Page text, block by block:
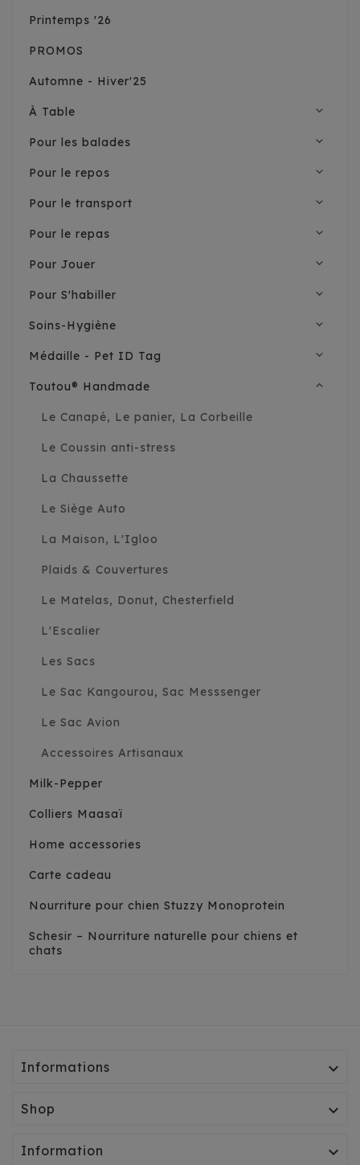
Printemps '26
PROMOS
Automne - Hiver'25
À Table expand_more
Pour les balades expand_more
Pour le repos expand_more
Pour le transport expand_more
Pour le repas expand_more
Pour Jouer expand_more
Pour S'habiller expand_more
Soins-Hygiène expand_more
Médaille - Pet ID Tag expand_more
Toutou® Handmade expand_less
Le Canapé, Le panier, La Corbeille
Le Coussin anti-stress
La Chaussette
Le Siège Auto
La Maison, L'Igloo
Plaids & Couvertures
Le Matelas, Donut, Chesterfield
L'Escalier
Les Sacs
Le Sac Kangourou, Sac Messsenger
Le Sac Avion
Accessoires Artisanaux
Milk-Pepper
Colliers Maasaï
Home accessories
Carte cadeau
Nourriture pour chien Stuzzy Monoprotein
Schesir – Nourriture naturelle pour chiens et
chats
Informations 
Shop 
Information 